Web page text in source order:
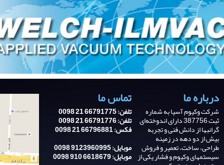
درباره ما
شرکت وکیوم آسیا به شماره
ثبت 387756 دارای اندوخته‌ای
گرانبها از دانش فنی و تجربه‌
بیش از دو دهه در زمینه
طراحی، ساخت، تعمیر و فروش
سیستمهای وکیوم و فشار یکی از
تماس ما
تلفن: 66791775 21 0098
تلفن: 66791776 21 0098
فکس: 66796881 21 0098
موبایل: 9123960995 0098
موبایل: 6618679 910 0098